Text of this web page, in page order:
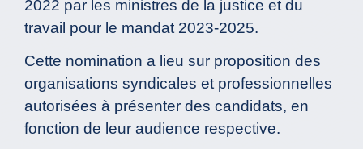
2022 par les ministres de la justice et du
travail pour le mandat 2023-2025.
Cette nomination a lieu sur proposition des
organisations syndicales et professionnelles
autorisées à présenter des candidats, en
fonction de leur audience respective.